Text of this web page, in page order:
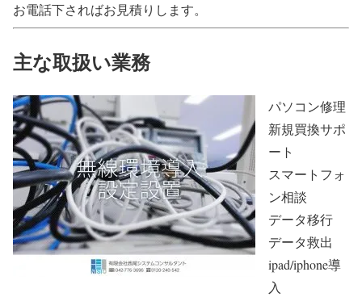
お電話下さればお見積りします。
主な取扱い業務
パソコン修理
新規買換サポ
ート
スマートフォ
ン相談
データ移行
データ救出
ipad/iphone導
入